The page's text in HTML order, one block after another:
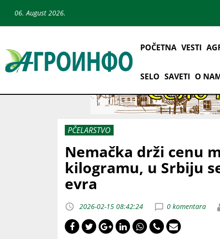
06. August 2026.
POČETNA VESTI
SELO SAVETI O
PČELARSTVO
Nemačka drži cenu
kilogramu, u Srbiju
evra
2026-02-15 08:42:24 0 komentara